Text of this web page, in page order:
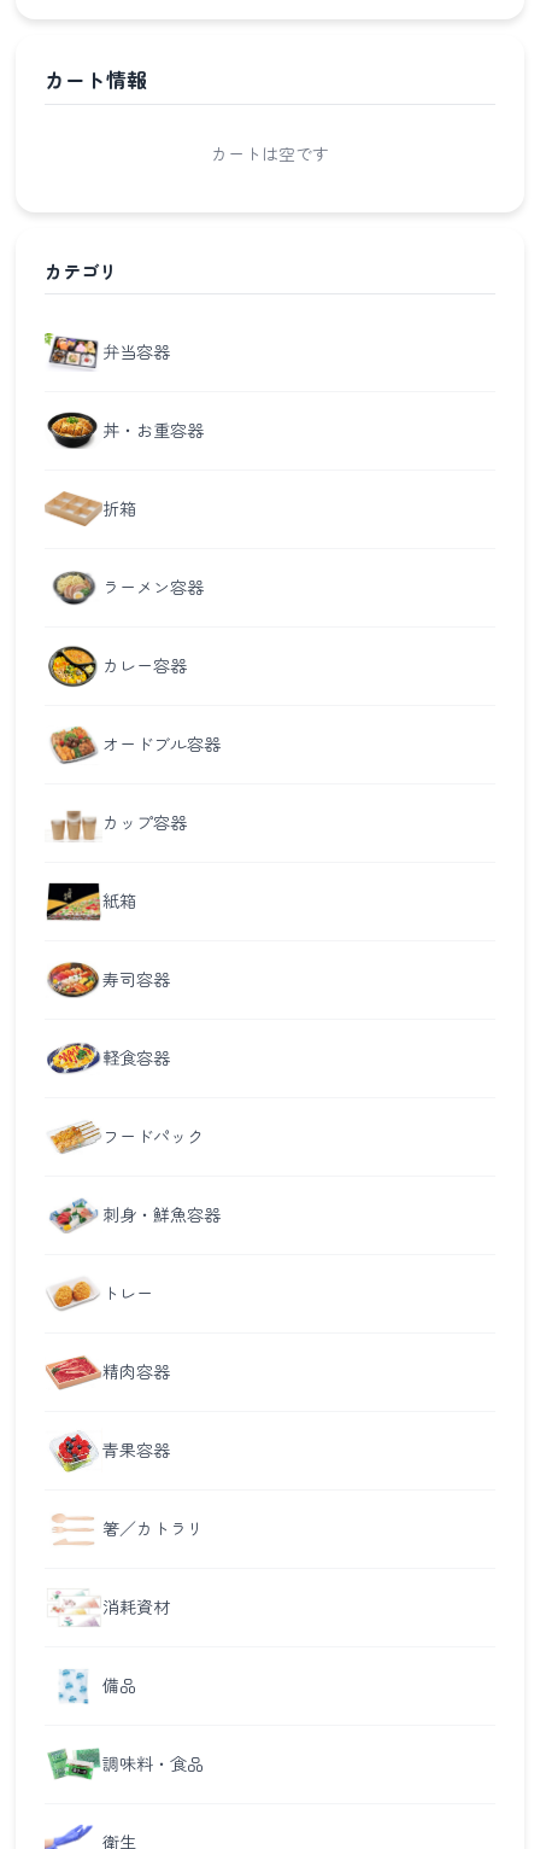
カート情報
カートは空です
カテゴリ
弁当容器
丼・お重容器
折箱
ラーメン容器
カレー容器
オードブル容器
カップ容器
紙箱
寿司容器
軽食容器
フードパック
刺身・鮮魚容器
トレー
精肉容器
青果容器
箸／カトラリ
消耗資材
備品
調味料・食品
衛生